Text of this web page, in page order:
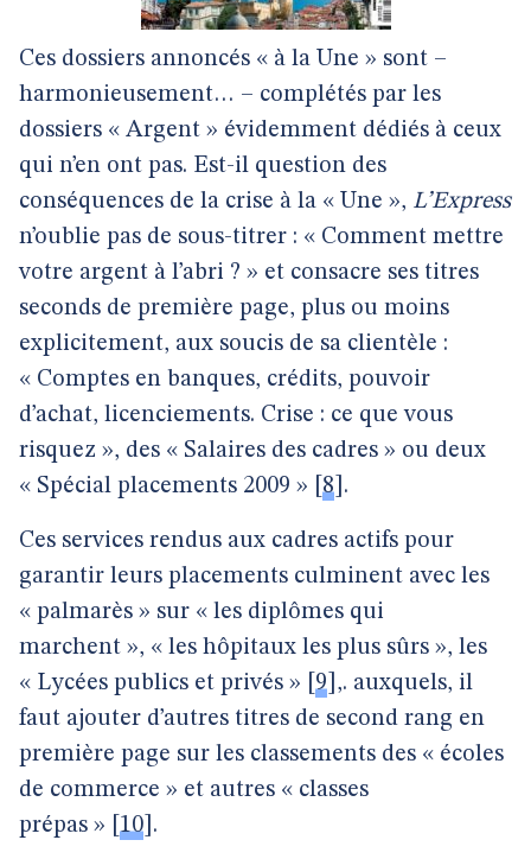
Ces dossiers annoncés « à la Une » sont –
harmonieusement… – complétés par les
dossiers « Argent » évidemment dédiés à ceux
qui n’en ont pas. Est-il question des
conséquences de la crise à la « Une », L’Express
n’oublie pas de sous-titrer : « Comment mettre
votre argent à l’abri ? » et consacre ses titres
seconds de première page, plus ou moins
explicitement, aux soucis de sa clientèle :
« Comptes en banques, crédits, pouvoir
d’achat, licenciements. Crise : ce que vous
risquez », des « Salaires des cadres » ou deux
« Spécial placements 2009 »
8 .
Ces services rendus aux cadres actifs pour
garantir leurs placements culminent avec les
« palmarès » sur « les diplômes qui
marchent », « les hôpitaux les plus sûrs », les
« Lycées publics et privés »
9 ,. auxquels, il
faut ajouter d’autres titres de second rang en
première page sur les classements des « écoles
de commerce » et autres « classes
prépas »
10 .